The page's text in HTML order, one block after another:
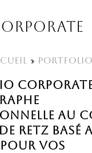
» Portfolio
au
Retz basé
vos